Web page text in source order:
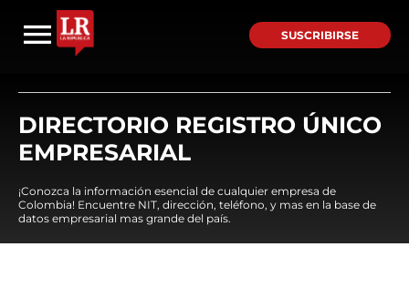
SUSCRIBIRSE
DIRECTORIO REGISTRO ÚNICO
EMPRESARIAL
¡Conozca la información esencial de cualquier empresa de
Colombia! Encuentre NIT, dirección, teléfono, y mas en la base de
datos empresarial mas grande del país.